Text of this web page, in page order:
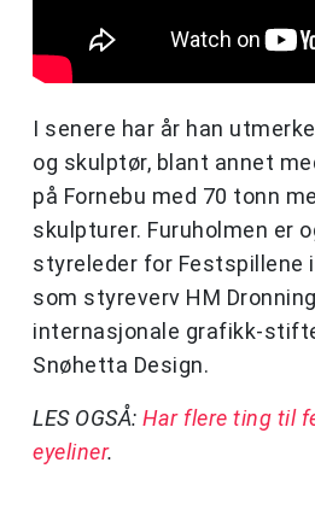
I senere har år han
og skulptør, blant annet
på Fornebu med 70 tonn
skulpturer. Furuholmen er
styreleder for Festspillene i
som styreverv HM
internasjonale grafikk-
Snøhetta Design.
LES OGSÅ: Har flere ting til
eyeliner.